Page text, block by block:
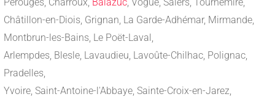
Châtillon-en-Diois, Grignan, La Garde-Adhémar, Mirmande,
Montbrun-les-Bains, Le Poët-Laval,
Arlempdes, Blesle, Lavaudieu, Lavoûte-Chilhac, Polignac,
Pradelles,
Yvoire, Saint-Antoine-l'Abbaye, Sainte-Croix-en-Jarez,